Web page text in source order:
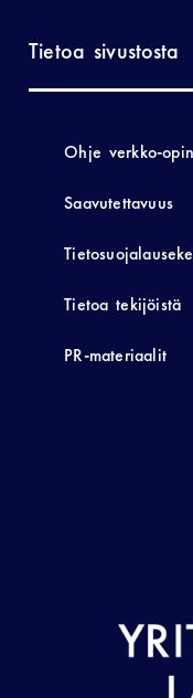
Tietoa sivustosta
Ohje verkko-
Saavutettavuus
Tietosuojalauseke
Tietoa tekijöistä
PR-materiaalit